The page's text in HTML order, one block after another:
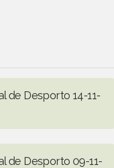
de Desporto 14-11-
de Desporto 09-11-